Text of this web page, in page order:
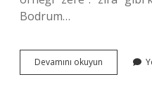
Bodrum…
Devamını okuyun
Ne